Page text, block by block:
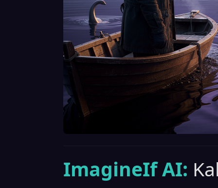
ImagineIf AI: